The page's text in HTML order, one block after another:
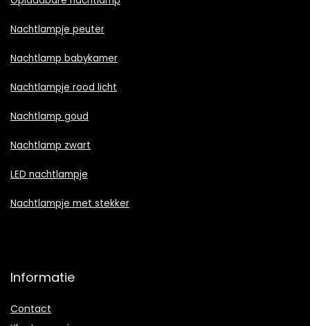
Nachtlampje peuter
Nachtlamp babykamer
Nachtlampje rood licht
Nachtlamp goud
Nachtlamp zwart
LED nachtlampje
Nachtlampje met stekker
Informatie
Contact